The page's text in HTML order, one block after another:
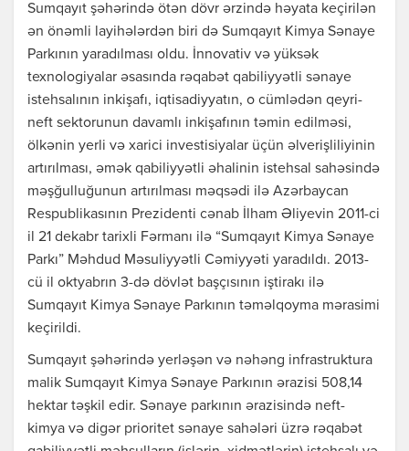
Sumqayıt şəhərində ötən dövr ərzində həyata keçirilən
ən önəmli layihələrdən biri də Sumqayıt Kimya Sənaye
Parkının yaradılması oldu. İnnovativ və yüksək
texnologiyalar əsasında rəqabət qabiliyyətli sənaye
istehsalının inkişafı, iqtisadiyyatın, o cümlədən qeyri-
neft sektorunun davamlı inkişafının təmin edilməsi,
ölkənin yerli və xarici investisiyalar üçün əlverişliliyinin
artırılması, əmək qabiliyyətli əhalinin istehsal sahəsində
məşğulluğunun artırılması məqsədi ilə Azərbaycan
Respublikasının Prezidenti cənab İlham Əliyevin 2011-ci
il 21 dekabr tarixli Fərmanı ilə “Sumqayıt Kimya Sənaye
Parkı” Məhdud Məsuliyyətli Cəmiyyəti yaradıldı. 2013-
cü il oktyabrın 3-də dövlət başçısının iştirakı ilə
Sumqayıt Kimya Sənaye Parkının təməlqoyma mərasimi
keçirildi.
Sumqayıt şəhərində yerləşən və nəhəng infrastruktura
malik Sumqayıt Kimya Sənaye Parkının ərazisi 508,14
hektar təşkil edir. Sənaye parkının ərazisində neft-
kimya və digər prioritet sənaye sahələri üzrə rəqabət